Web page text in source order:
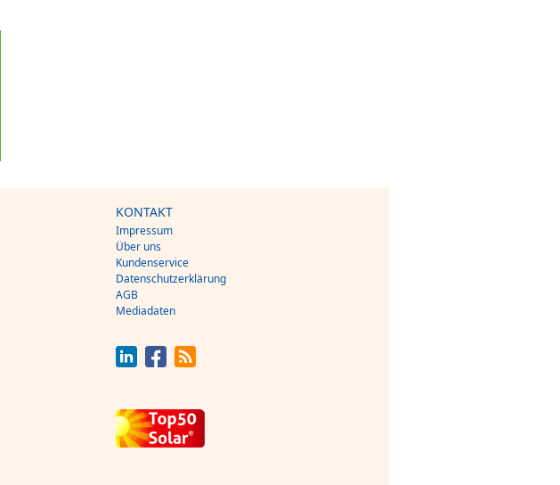
KONTAKT
Impressum
Über uns
Kundenservice
Datenschutzerklärung
AGB
Mediadaten